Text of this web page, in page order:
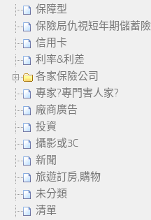
保障型
保險局仇視短年期儲蓄險
信用卡
利率&利差
各家保險公司
專家?專門害人家?
廠商廣告
投資
攝影或3C
新聞
旅遊訂房,購物
未分類
清單